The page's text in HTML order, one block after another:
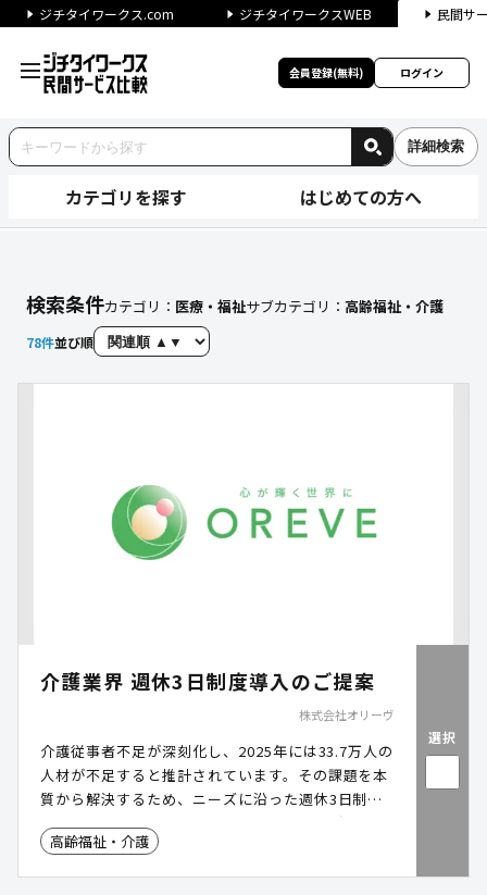
ジチタイワークス.com ジチタイワークスWEB 民間サ
会員登録(無料) ログイン
詳細検索
カテゴリを探す はじめての方へ
検索条件カテゴリ： 医療・福祉サブカテゴリ： 高齢福祉・介護
78件並び順
介護業界 週休3日制度導入のご提案
株式会社オリーヴ
介護従事者不足が深刻化し、2025年には33.7万人の
人材が不足すると推計されています。その課題を本
質から解決するため、ニーズに沿った週休3日制度
の導入をご提案いたします。長期的に効果が見込め
る施策であり、これからの介護業界に必ず必要で効
高齢福祉・介護
選択